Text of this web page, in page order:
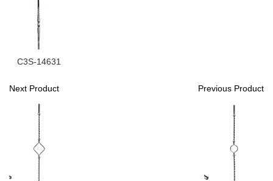
C3S-14631
Next Product Previous Product